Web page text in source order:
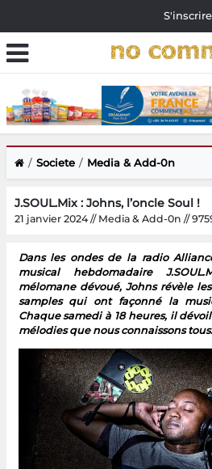
Societe Media & Add-0n
J.SOUL.Mix : Johns, l’oncle Soul !
21 janvier 2024 // Media & Add-0n //
Dans les ondes de la radio
musical hebdomadaire
mélomane dévoué, Johns révèle
samples qui ont façonné la
Chaque samedi à 18 heures, il
mélodies que nous connaissons tous.